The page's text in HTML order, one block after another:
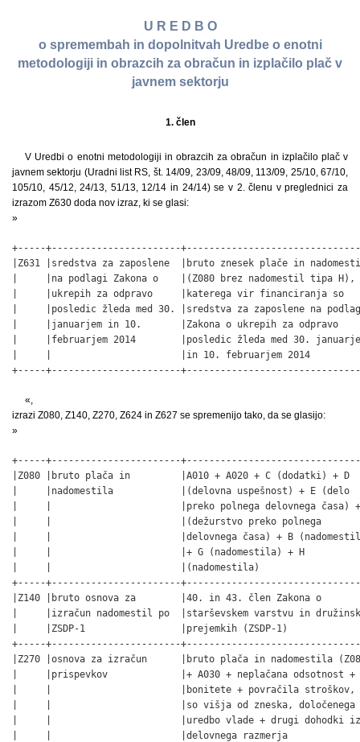
U R E D B O
o spremembah in dopolnitvah Uredbe o enotni
metodologiji in obrazcih za obračun in izplačilo plač v
javnem sektorju
1. člen
V Uredbi o enotni metodologiji in obrazcih za obračun in izplačilo plač v
javnem sektorju (Uradni list RS, št. 14/09, 23/09, 48/09, 113/09, 25/10, 67/10,
105/10, 45/12, 24/13, 51/13, 12/14 in 24/14) se v 2. členu v preglednici za
izrazom Z630 doda nov izraz, ki se glasi:
»
+-----+-----------------------
|Z631 |sredstva za zaposlene  |bruto znesek plače in
|     |na podlagi Zakona o    |(Z080 brez nadomestil tipa
|     |ukrepih za odpravo     |katerega vir financiranja so
|     |posledic žleda med 30. |sredstva za zaposlene na
|     |januarjem in 10.       |Zakona o ukrepih za odpravo
|     |februarjem 2014        |posledic žleda med 30.
|     |                       |in 10. februarjem 2014
+-----+-----------------------
«,
izrazi Z080, Z140, Z270, Z624 in Z627 se spremenijo tako, da se glasijo:
»
+-----+-----------------------
|Z080 |bruto plača in         |A010 + A020 + C (dodatki) +
|     |nadomestila            |(delovna uspešnost) + E
|     |                       |preko polnega delovnega časa)
|     |                       |(dežurstvo preko polnega
|     |                       |delovnega časa) + B
|     |                       |+ G (nadomestila) + H
|     |                       |(nadomestila)
+-----+-----------------------
|Z140 |bruto osnova za        |40. in 43. člen Zakona o
|     |izračun nadomestil po  |starševskem varstvu in
|     |ZSDP-1                 |prejemkih (ZSDP-1)
+-----+-----------------------
|Z270 |osnova za izračun      |bruto plača in nadomestila
|     |prispevkov             |+ A030 + neplačana odsotnost
|     |                       |bonitete + povračila stroškov,
|     |                       |so višja od zneska, določenega
|     |                       |uredbo vlade + drugi dohodki
|     |                       |delovnega razmerja